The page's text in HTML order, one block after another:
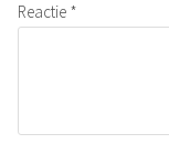
Reactie *